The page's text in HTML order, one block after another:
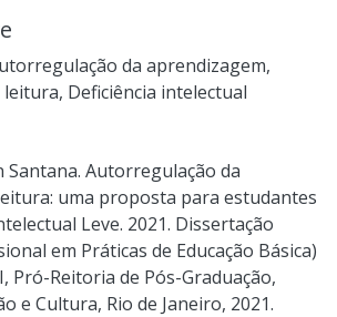
da aprendizagem,
leitura, Deficiência intelectual
Santana. Autorregulação da
uma proposta para estudantes
Leve. 2021. Dissertação
em Práticas de Educação Básica)
Pró-Reitoria de Pós-Graduação,
e Cultura, Rio de Janeiro, 2021.